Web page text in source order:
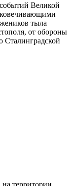
Великой
тыла
от обороны
территории